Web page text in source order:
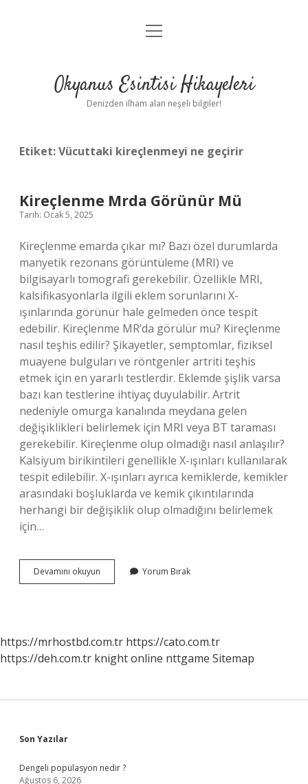
Anasayfa
Yasal Uyarı
menüyü
Okyanus Esintisi Hikayeleri
Denizden ilham alan neşeli bilgiler!
Etiket:Vücuttaki kireçlenmeyi ne geçirir
Kireçlenme Mrda Görünür Mü
Tarih: Ocak 5, 2025
Kireçlenme emarda çıkar mı? Bazı özel durumlarda
manyetik rezonans görüntüleme (MRI) ve
bilgisayarlı tomografi gerekebilir. Özellikle MRI,
kalsifikasyonlarla ilgili eklem sorunlarını X-
ışınlarında görünür hale gelmeden önce tespit
edebilir. Kireçlenme MR’da görülür mü? Kireçlenme
nasıl teşhis edilir? Şikayetler, semptomlar, fiziksel
muayene bulguları ve röntgenler artriti teşhis
etmek için en yararlı testlerdir. Eklemde şişlik varsa
bazı kan testlerine ihtiyaç duyulabilir. Artrit
nedeniyle omurga kanalında meydana gelen
değişiklikleri belirlemek için MRI veya BT taraması
gerekebilir. Kireçlenme olup olmadığı nasıl anlaşılır?
Kalsiyum birikintileri genellikle X-ışınları kullanılarak
tespit edilebilir. X-ışınları ayrıca kemiklerde, kemikler
arasındaki boşluklarda ve kemik çıkıntılarında
herhangi bir değişiklik olup olmadığını belirlemek
için…
Devamını okuyun Kireçlenme
Mrda
Yorum Bırak
https://mrhostbd.com.tr https://cato.com.tr
https://deh.com.tr knight online nttgame Sitemap
Sidebar
Son Yazılar
Dengeli popülasyon nedir ?
Ağustos 6, 2026